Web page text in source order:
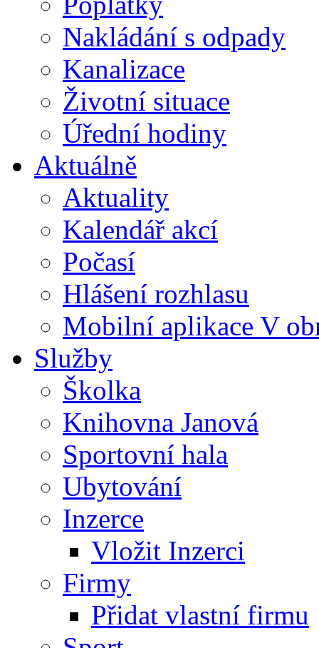
Nakládání s odpady
Kanalizace
Životní situace
Úřední hodiny
Aktuálně
Aktuality
Kalendář akcí
Počasí
Hlášení rozhlasu
Mobilní aplikace V
Služby
Školka
Knihovna Janová
Sportovní hala
Ubytování
Inzerce
Vložit Inzerci
Firmy
Přidat vlastní firmu